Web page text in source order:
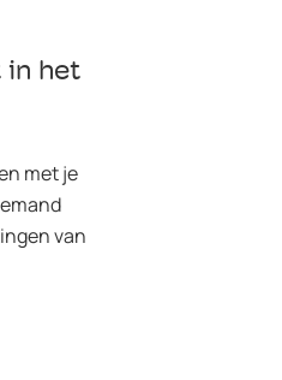
in het
met je
van